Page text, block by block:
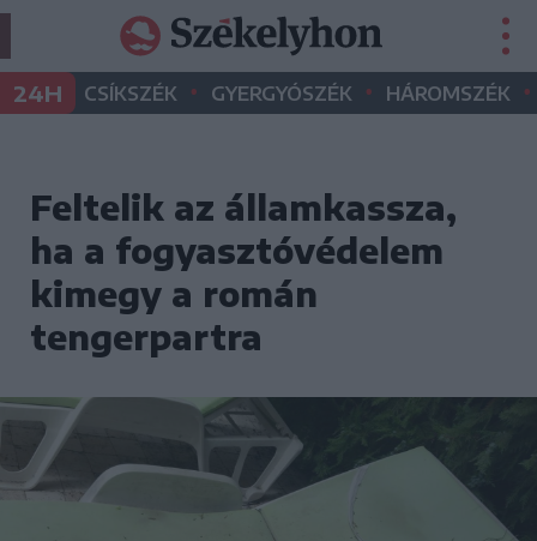
24H CSÍKSZÉK • GYERGYÓSZÉK • HÁROMSZÉK •
Feltelik az államkassza,
ha a fogyasztóvédelem
kimegy a román
tengerpartra